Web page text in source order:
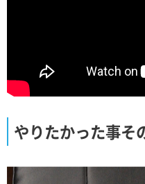
やりたかった事そ